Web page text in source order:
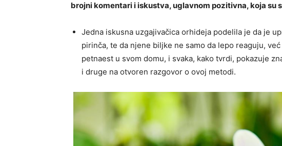
brojni komentari i iskustva, uglavnom pozitivna, koja
Jedna iskusna uzgajivačica orhideja podelila je da je
pirinča, te da njene biljke ne samo da lepo reaguju,
petnaest u svom domu, i svaka, kako tvrdi, pokazuje
i druge na otvoren razgovor o ovoj metodi.